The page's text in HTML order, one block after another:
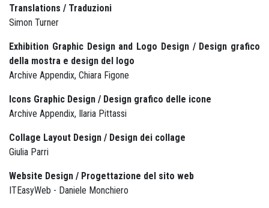
Translations / Traduzioni
Simon Turner
Exhibition Graphic Design and Logo Design / Design grafico
della mostra e design del logo
Archive Appendix, Chiara Figone
Icons Graphic Design / Design grafico delle icone
Archive Appendix, Ilaria Pittassi
Collage Layout Design / Design dei collage
Giulia Parri
Website Design / Progettazione del sito web
ITEasyWeb - Daniele Monchiero